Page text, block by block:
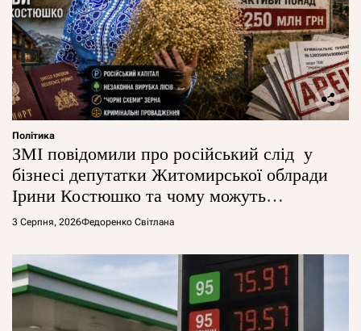
Політика
ЗМІ повідомили про російський слід у
бізнесі депутатки Житомирської облради
Ірини Костюшко та чому можуть
арештувати її активи
3 Серпня, 2026Федоренко Світлана